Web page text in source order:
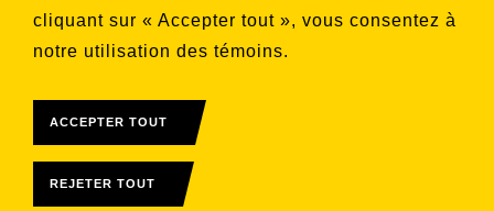
cliquant sur « Accepter tout », vous consentez à
notre utilisation des témoins.
ACCEPTER TOUT
REJETER TOUT